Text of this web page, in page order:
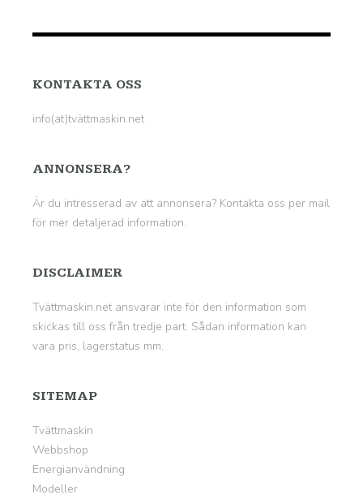
KONTAKTA OSS
info(at)tvättmaskin.net
ANNONSERA?
Är du intresserad av att annonsera? Kontakta oss per mail
för mer detaljerad information.
DISCLAIMER
Tvättmaskin.net ansvarar inte för den information som
skickas till oss från tredje part. Sådan information kan
vara pris, lagerstatus mm.
SITEMAP
Tvättmaskin
Webbshop
Energianvändning
Modeller